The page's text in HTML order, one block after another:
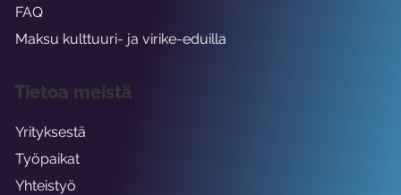
FAQ
Maksu kulttuuri- ja virike-eduilla
Tietoa meistä
Yrityksestä
Työpaikat
Yhteistyö